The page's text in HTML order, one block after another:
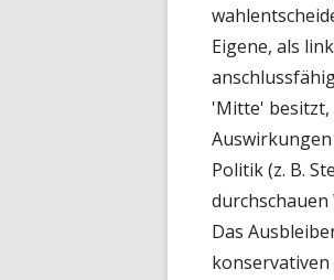
Eigene, als
'Mitte' besitzt,
Politik (z. B.
Das